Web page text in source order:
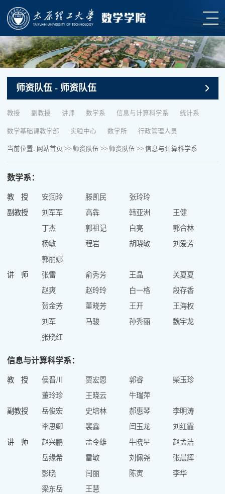
师资队伍 - 师资队伍
教授 副教授 讲师 数学系 信息与计算科学系 统计系
数学基础课教学部 实验中心 数学所 行政管理人员
当前位置: 网站首页 >> 师资队伍 >> 师资队伍 >> 信息与计算科学系
数学系：
教 授 安润玲 滕凯民
张玲玲
副教授
刘军军 高犇 韩亚洲
王健
丁杰
郭祖记 白亮
郭合林
杨敏
程岩 胡晓敏
刘爱芳
郭丽娜
讲 师
张雷 俞秀芳 王晶
关夏夏
赵爽
赵玲玲 白一格
段存香
贺金芳
董晓芳 王开
王海权
刘军
马骏 孙秀丽
魏宇龙
张晓红
信息与计算科学系：
教 授 侯晋川 贾宏恩 郭睿
柴玉珍
董玲珍
王晓云
牛瑞萍
副教授
岳俊宏 史培林 郝惠琴
李明涛
李思卿
裴鑫 闫玉龙
刘红霞
讲 师
赵兴鹏 孟令雄 牛晓星
赵孟洁
岳缘希
雷敏 刘佩尧
张晨辉
彭晓
闫丽 陈寅
李华
梁东岳
王慧